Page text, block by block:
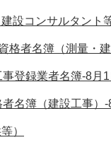
設コンサルタント
格者名簿（測量
登録業者名簿-8月
名簿（建設工事）
）